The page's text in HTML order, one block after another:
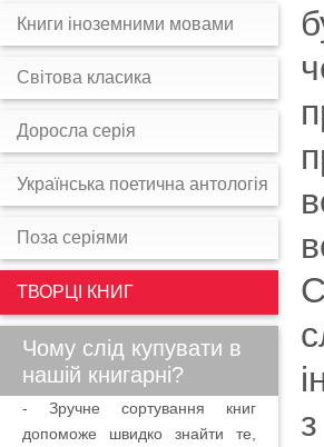
Книги іноземними мовами
Світова класика
Доросла серія
Українська поетична антологія
Поза серіями
ТВОРЦІ КНИГ
Чому слід купувати в
нашій книгарні?
- Зручне сортування книг
допоможе швидко знайти те,